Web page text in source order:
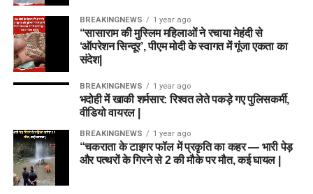
BREAKINGNEWS 1 year ago
“सासाराम की मुस्लिम महिलाओं ने रचाया मेहंदी से
‘ऑपरेशन सिन्दूर’, पीएम मोदी के स्वागत में गूंजा एकता का
संदेश|
BREAKINGNEWS 1 year ago
भदोही में खाकी शर्मसार: रिश्वत लेते पकड़े गए पुलिसकर्मी,
वीडियो वायरल |
BREAKINGNEWS 1 year ago
“चकराता के टाइगर फॉल में प्रकृति का कहर — भारी पेड़
और पत्थरों के गिरने से 2 की मौके पर मौत, कई घायल |